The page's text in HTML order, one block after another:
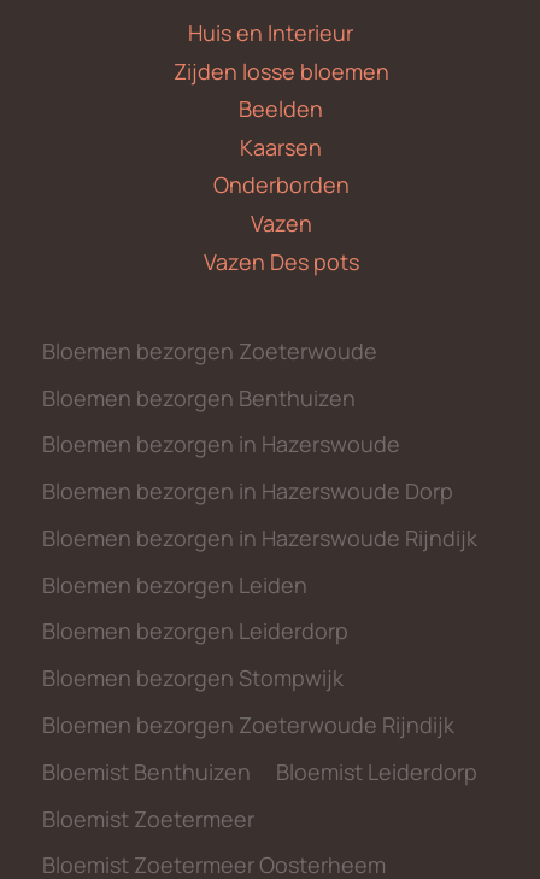
Huis en Interieur
Zijden losse bloemen
Beelden
Kaarsen
Onderborden
Vazen
Vazen Des pots
Bloemen bezorgen Zoeterwoude
Bloemen bezorgen Benthuizen
Bloemen bezorgen in Hazerswoude
Bloemen bezorgen in Hazerswoude Dorp
Bloemen bezorgen in Hazerswoude Rijndijk
Bloemen bezorgen Leiden
Bloemen bezorgen Leiderdorp
Bloemen bezorgen Stompwijk
Bloemen bezorgen Zoeterwoude Rijndijk
Bloemist Benthuizen
Bloemist Leiderdorp
Bloemist Zoetermeer
Bloemist Zoetermeer Oosterheem